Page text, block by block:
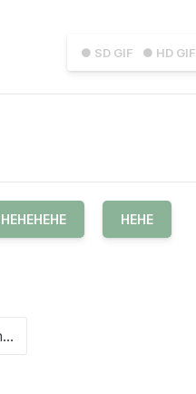
● SD GIF ● HD GIF
HEHEHEHE HEHE